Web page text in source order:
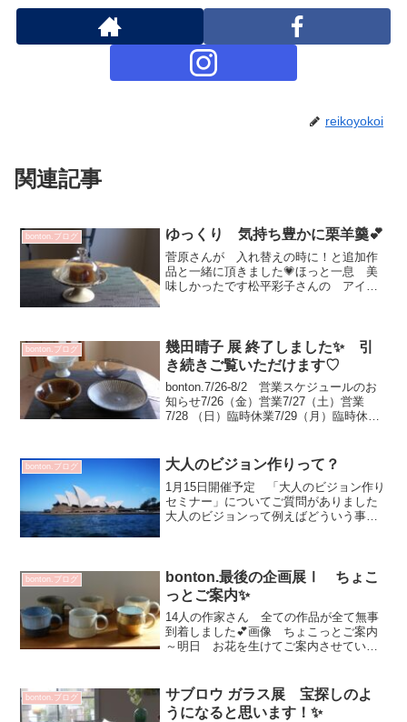
reikoyokoi
関連記事
bonton.ブログ ゆっくり 気持ち豊かに栗羊羹💕
菅原さんが 入れ替えの時に！と追加作
品と一緒に頂きました💗ほっと一息 美
味しかったです松平彩子さんの アイス
にお茶時間いい感じ♡ささ...
bonton.ブログ
幾田晴子 展 終了しました✨ 引
き続きご覧いただけます♡
bonton.7/26-8/2 営業スケジュールのお
知らせ7/26（金）営業7/27（土）営業
7/28 （日）臨時休業7/29（月）臨時休業
すが よろし...
bonton.ブログ 大人のビジョン作りって？
1月15日開催予定 「大人のビジョン作り
セミナー」についてご質問がありました
大人のビジョンって例えばどういう事？
程度色々と経験...
bonton.ブログ
bonton.最後の企画展Ⅰ ちょこ
っとご案内✨
14人の作家さん 全ての作品が全て無事
到着しました💕画像 ちょこっとご案内
～明日 お花を生けてご案内させていた
ウさん佐久間陶子 さん橋本美貴子さん
野上薫さん松塚裕子さん...
bonton.ブログ
サブロウ ガラス展 宝探しのよ
うになると思います！✨